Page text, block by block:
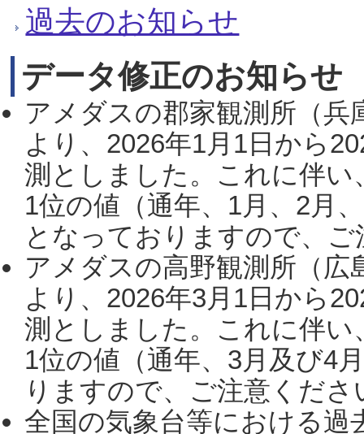
過去のお知らせ
データ修正のお知らせ
アメダスの郡家観測所（
より、2026年1月1日から
測としました。これに伴い
1位の値（通年、1月、2月
となっておりますので、
アメダスの高野観測所（
より、2026年3月1日から
測としました。これに伴い
1位の値（通年、3月及び4
りますので、ご注意くだ
全国の気象台等における過